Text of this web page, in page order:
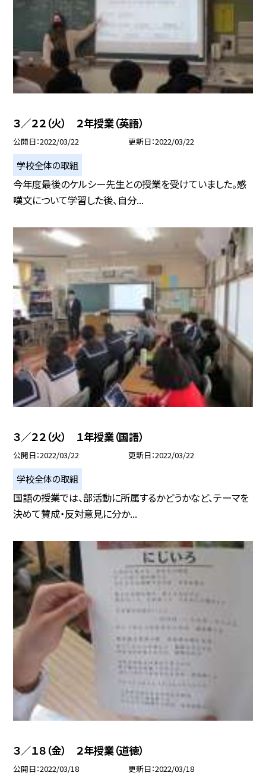
３／２２（火） ２年授業（英語）
公開日 2022/03/22 更新日 2022/03/22
学校全体の取組
今年度最後のケルシー先生との授業を受けていました。感
嘆文について学習した後、自分...
３／２２（火） １年授業（国語）
公開日 2022/03/22 更新日 2022/03/22
学校全体の取組
国語の授業では、部活動に所属するかどうかなど、テーマを
決めて賛成・反対意見に分か...
３／１８（金） ２年授業（道徳）
公開日 2022/03/18 更新日 2022/03/18